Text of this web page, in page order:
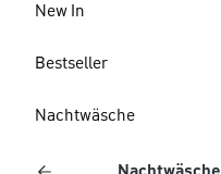
New In
Bestseller
Nachtwäsche